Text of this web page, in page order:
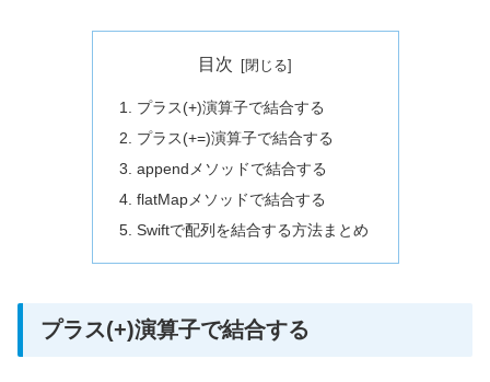
目次
プラス(+)演算子で結合する
プラス(+=)演算子で結合する
appendメソッドで結合する
flatMapメソッドで結合する
Swiftで配列を結合する方法まとめ
プラス(+)演算子で結合する